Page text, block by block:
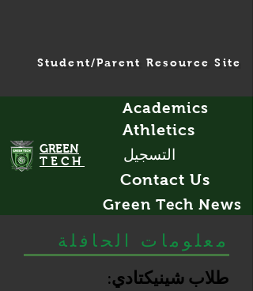
GREEN
TECH
Academics
Athletics
التسجيل
Contact Us
Green Tech News
Student/Parent Resource Site
معلومات الحافلة
طلاب شينيكتادي: